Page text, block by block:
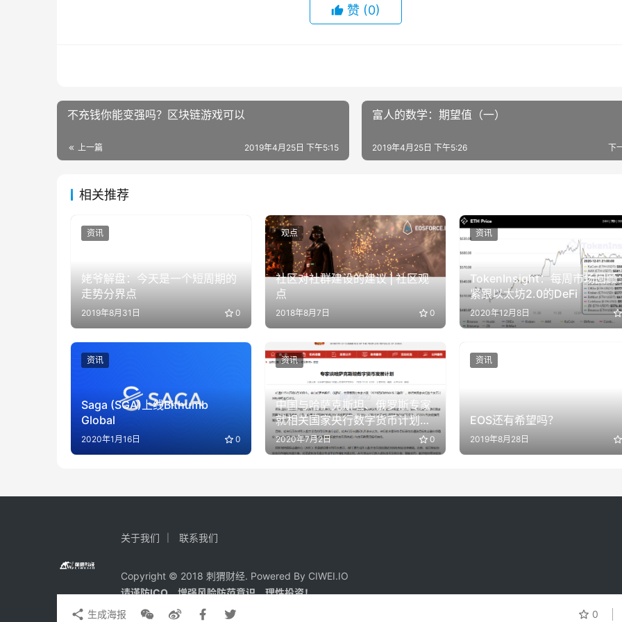
赞 (0)
0
生成海报
不充钱你能变强吗？区块链游戏可以
上一篇 2019年4月25日 下午5:15
富人的数学：期望值（一）
下
2019年4月25日 下午5:26
相关推荐
姥爷解盘：今天是一个短周期的
走势分界点
2019年8月31日 0
资讯
社区对社群建设的建议 | 社区观
点
2018年8月7日 0
观点
TokenInsight：每周市场回顾
紧跟以太坊2.0的DeFi
2020年12月8日
资讯
Saga (SGA)上线Bithumb
Global
2020年1月16日 0
资讯
中国与哈萨克斯坦、俄罗斯专家
就相关国家央行数字货币计划及
战略进行讨论
2020年7月2日 0
资讯
EOS还有希望吗？
2019年8月28日
资讯
关于我们 联系我们
Copyright © 2018 刺猬财经. Powered By CIWEI.IO
请谨防ICO、增强风险防范意识，理性投资！